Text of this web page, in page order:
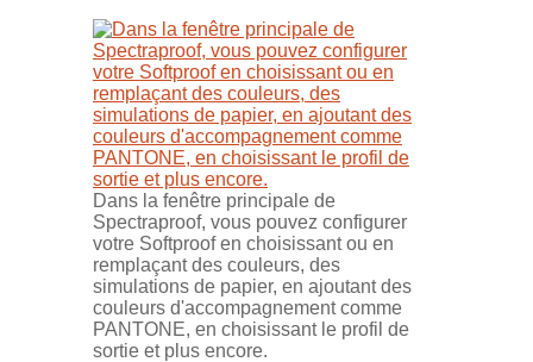
Dans la fenêtre principale de
Spectraproof, vous pouvez configurer
votre Softproof en choisissant ou en
remplaçant des couleurs, des
simulations de papier, en ajoutant des
couleurs d'accompagnement comme
PANTONE, en choisissant le profil de
sortie et plus encore.